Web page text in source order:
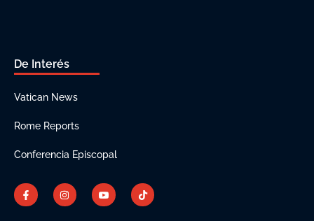
De Interés
Vatican News
Rome Reports
Conferencia Episcopal